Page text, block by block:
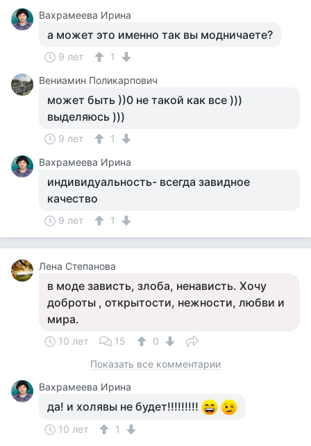
Вахрамеева Ирина
а может это именно так вы модничаете?
9 лет
1
Вениамин Поликарпович
может быть ))0 не такой как все )))
выделяюсь )))
9 лет
1
Вахрамеева Ирина
индивидуальность- всегда завидное
качество
9 лет 1
Лена Степанова
в моде зависть, злоба, ненависть. Хочу
доброты , открытости, нежности, любви и
мира.
10 лет 15
0
Показать все комментарии
Вахрамеева Ирина
да! и холявы не будет!!!!!!!!!
10 лет
1